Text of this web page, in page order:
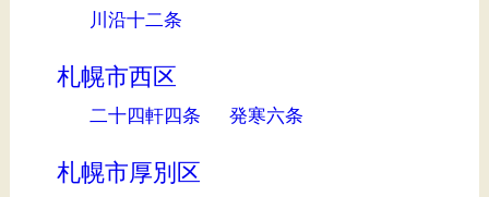
川沿十二条
札幌市西区
二十四軒四条 発寒六条
札幌市厚別区